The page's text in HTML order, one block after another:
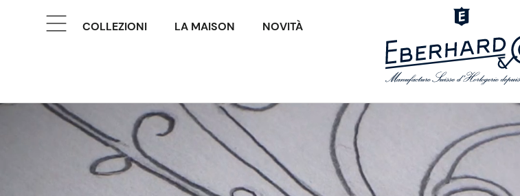
COLLEZIONI LA MAISON NOVITÀ